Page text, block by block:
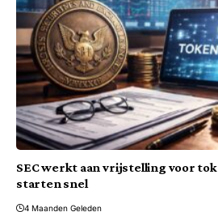
SEC werkt aan vrijstelling voor
starten snel
4 Maanden Geleden